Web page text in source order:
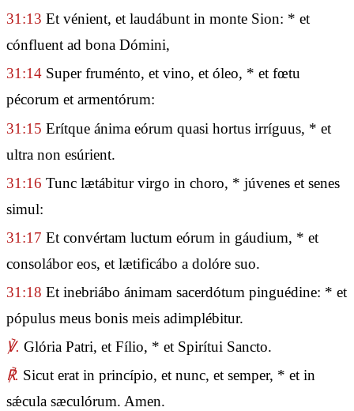
31:13 Et vénient, et laudábunt in monte Sion: * et
cónfluent ad bona Dómini,
31:14 Super fruménto, et vino, et óleo, * et fœtu
pécorum et armentórum:
31:15 Erítque ánima eórum quasi hortus irríguus, * et
ultra non esúrient.
31:16 Tunc lætábitur virgo in choro, * júvenes et senes
simul:
31:17 Et convértam luctum eórum in gáudium, * et
consolábor eos, et lætificábo a dolóre suo.
31:18 Et inebriábo ánimam sacerdótum pinguédine: * et
pópulus meus bonis meis adimplébitur.
℣. Glória Patri, et Fílio, * et Spirítui Sancto.
℟. Sicut erat in princípio, et nunc, et semper, * et in
sǽcula sæculórum. Amen.